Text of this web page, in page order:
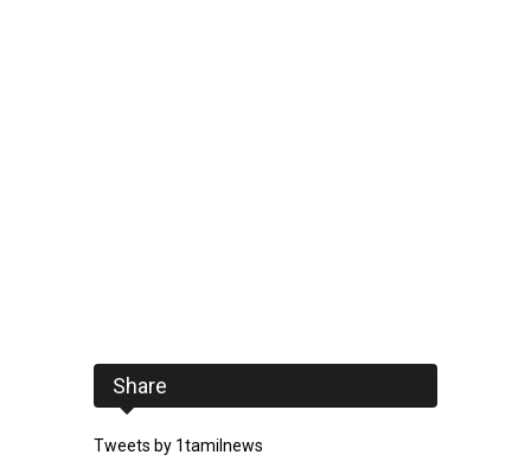
Share
Tweets by 1tamilnews